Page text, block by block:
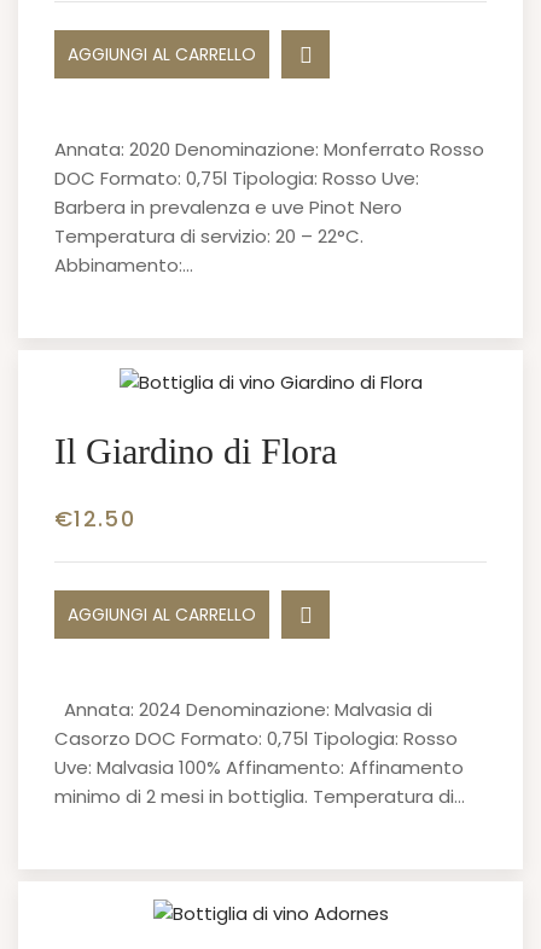
AGGIUNGI AL CARRELLO
Annata: 2020 Denominazione: Monferrato Rosso
DOC Formato: 0,75l Tipologia: Rosso Uve:
Barbera in prevalenza e uve Pinot Nero
Temperatura di servizio: 20 – 22°C.
Abbinamento:…
Il Giardino di Flora
€12.50
AGGIUNGI AL CARRELLO
Annata: 2024 Denominazione: Malvasia di
Casorzo DOC Formato: 0,75l Tipologia: Rosso
Uve: Malvasia 100% Affinamento: Affinamento
minimo di 2 mesi in bottiglia. Temperatura di…